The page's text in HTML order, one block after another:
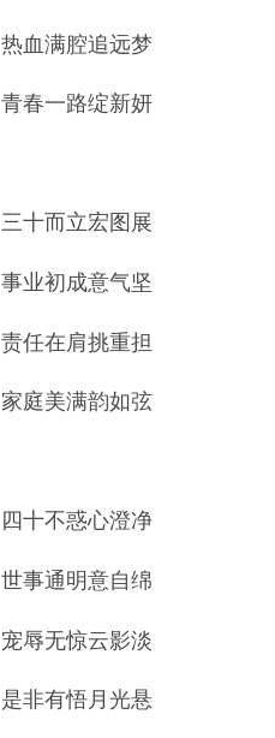
热血满腔追远梦
青春一路绽新妍
三十而立宏图展
事业初成意气坚
责任在肩挑重担
家庭美满韵如弦
四十不惑心澄净
世事通明意自绵
宠辱无惊云影淡
是非有悟月光悬